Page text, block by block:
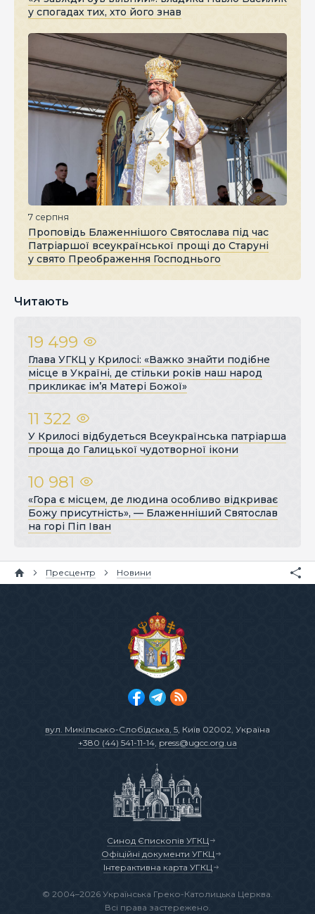
у спогадах тих, хто його знав
7 серпня
Проповідь Блаженнішого Святослава під час
Патріаршої всеукраїнської прощі до Старуні
у свято Преображення Господнього
Читають
19 499
Глава УГКЦ у Крилосі: «Важко знайти подібне
місце в Україні, де стільки років наш народ
прикликає ім’я Матері Божої»
11 322
У Крилосі відбудеться Всеукраїнська патріарша
проща до Галицької чудотворної ікони
10 981
«Гора є місцем, де людина особливо відкриває
Божу присутність», — Блаженніший Святослав
на горі Піп Іван
Пресцентр Новини
вул. Микільсько-Слобідська, 5, Київ 02002, Україна
+380 (44) 541-11-14, press@ugcc.org.ua
Синод Єпископів УГКЦ
Офіційні документи УГКЦ
Інтерактивна карта УГКЦ
© 2004–2026 Українська Греко-Католицька Церква.
Всі права застережено.